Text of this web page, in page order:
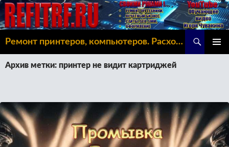
Ремонт принтеров, компьютеров. Расходка, Omoda C5
К
СОДЕРЖИМОМУ
Архив метки: принтер не видит картриджей